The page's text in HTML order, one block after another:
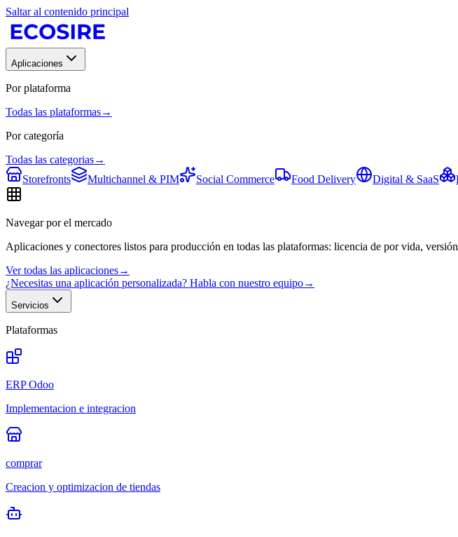
Saltar al contenido principal
Aplicaciones
Por plataforma
Todas las plataformas→
Por categoría
Todas las categorias→
Storefronts
Multichannel & PIM Social Commerce Food Delivery Digital & SaaS
Navegar por el mercado
Aplicaciones y conectores listos para producción en todas las plataformas: licencia de por vida,
Ver todas las aplicaciones→
¿Necesitas una aplicación personalizada? Habla con nuestro equipo→
Servicios
Plataformas
ERP Odoo
Implementacion e integracion
comprar
Creacion y optimizacion de tiendas